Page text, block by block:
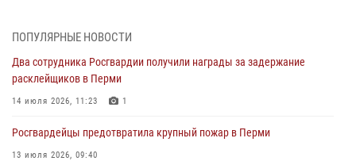
юных спортсменов
03 августа 2026, 10:59
30 июля 2026, 05:19
ПОПУЛЯРНЫЕ НОВОСТИ
Два сотрудника Росгвардии получили награды за задержание
расклейщиков в Перми
14 июля 2026, 11:23 1
Росгвардейцы предотвратила крупный пожар в Перми
13 июля 2026, 09:40